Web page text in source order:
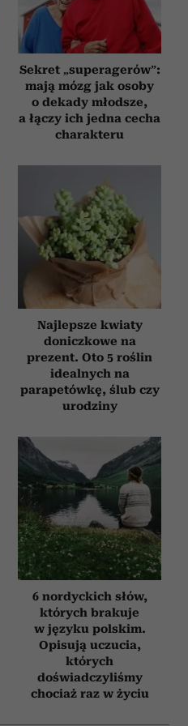
podczas
Sekret „superagerów”:
mają mózg jak osoby
o dekady młodsze,
a łączy ich jedna cecha
charakteru
Najlepsze kwiaty
doniczkowe na
prezent. Oto 5 roślin
idealnych na
parapetówkę, ślub czy
urodziny
6 nordyckich słów,
których brakuje
w języku polskim.
Opisują uczucia,
których
doświadczyliśmy
chociaż raz w życiu